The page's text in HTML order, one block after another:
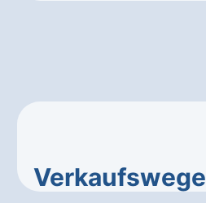
Verkaufswege